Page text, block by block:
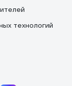
технологий